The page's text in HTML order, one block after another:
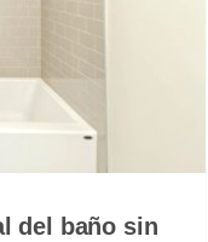
del baño sin